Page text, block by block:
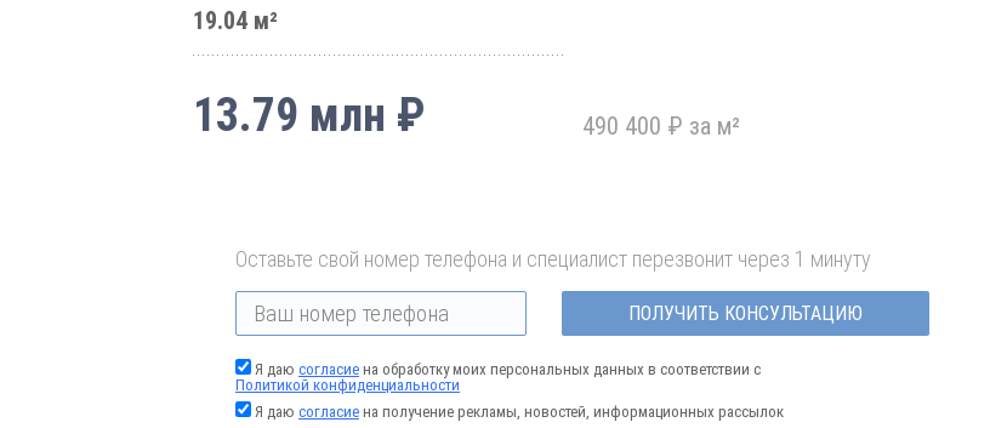
19.04 м²
13.79 млн ₽ 490 400 ₽ за м²
Оставьте свой номер телефона и специалист перезвонит через 1 минуту
ПОЛУЧИТЬ КОНСУЛЬТАЦИЮ
Я даю согласие на обработку моих персональных данных в соответствии с
Политикой конфиденциальности
Я даю согласие на получение рекламы, новостей, информационных рассылок